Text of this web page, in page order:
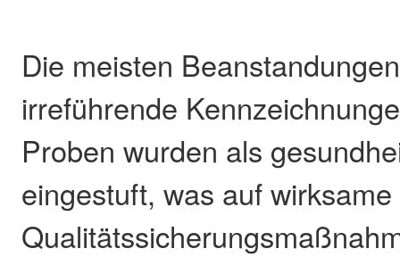
Die meisten
irreführende
Proben wurden als
eingestuft, was auf wirksame